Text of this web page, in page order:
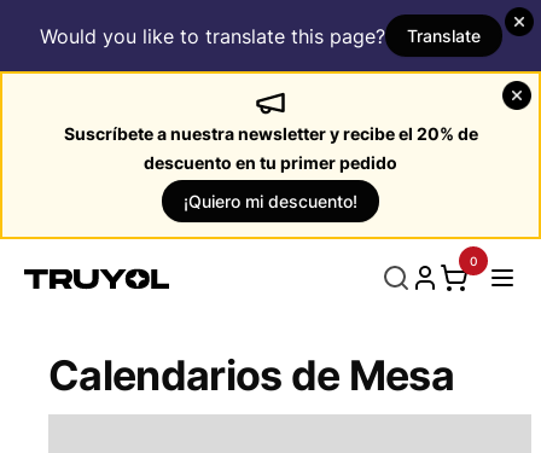
Would you like to translate this page? Translate
Suscríbete a nuestra newsletter y recibe el 20% de
descuento en tu primer pedido
¡Quiero mi descuento!
0
Calendarios de Mesa